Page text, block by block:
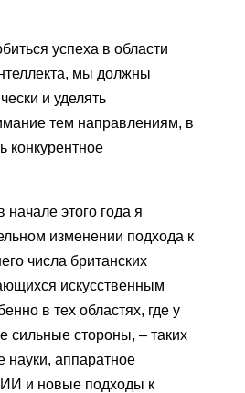
успеха в области
мы должны
и уделять
тем направлениям, в
конкурентное
этого года я
изменении подхода к
числа британских
искусственным
в тех областях, где у
сильные стороны, – таких
науки, аппаратное
и новые подходы к